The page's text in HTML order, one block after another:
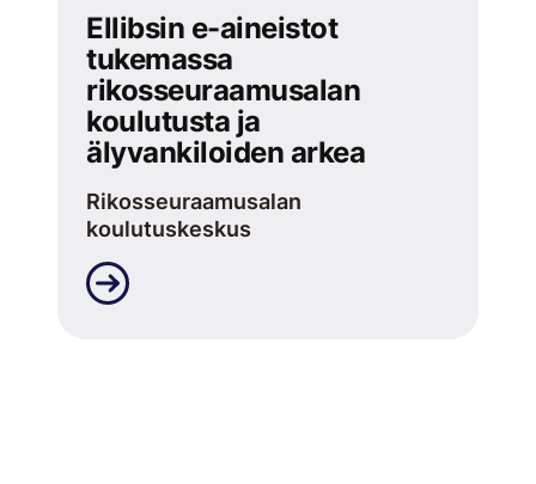
Ellibsin e-aineistot
tukemassa
rikosseuraamusalan
koulutusta ja
älyvankiloiden arkea
Rikosseuraamusalan
koulutuskeskus